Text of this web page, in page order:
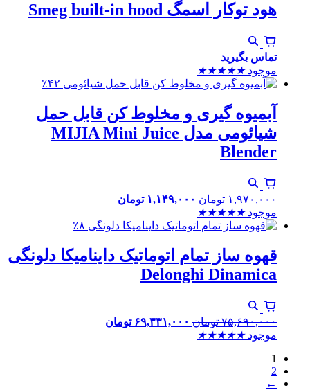
هود توکار اسمگ Smeg built-in hood
تماس بگیرید
موجود ★
★
★
★
★
٪۴۲
آبمیوه گیری و مخلوط کن قابل حمل
شیائومی مدل MIJIA Mini Juice
Blender
۱,۹۷۰,۰۰۰ تومان ۱,۱۴۹,۰۰۰ تومان
موجود ★
★
★
★
★
٪۸
قهوه ساز تمام اتوماتیک داینامیکا دلونگی
Delonghi Dinamica
۷۵,۶۹۰,۰۰۰ تومان ۶۹,۳۳۱,۰۰۰ تومان
موجود ★
★
★
★
★
1
2
←